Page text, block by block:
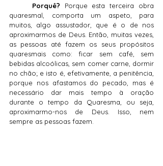
	Porquê?
Porque esta terceira obra
quaresmal, comporta um aspeto, para
muitos, algo assustador, que é o de nos
aproximarmos de Deus. Então, muitas vezes,
as pessoas até fazem os seus propósitos
quaresmais como: ficar sem café, sem
bebidas alcoólicas, sem comer carne, dormir
no chão; e isto é, efetivamente, a penitência,
porque nos afastamos do pecado, mas é
necessário dar mais tempo à oração
durante o tempo da Quaresma, ou seja,
aproximarmo-nos de Deus. Isso, nem
sempre as pessoas fazem.